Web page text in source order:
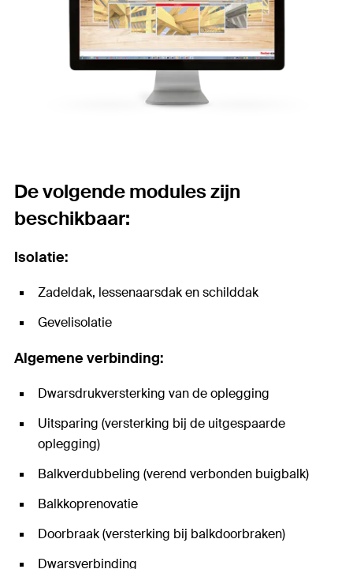
De volgende modules zijn
beschikbaar:
Isolatie:
Zadeldak, lessenaarsdak en schilddak
Gevelisolatie
Algemene verbinding:
Dwarsdrukversterking van de oplegging
Uitsparing (versterking bij de uitgespaarde
oplegging)
Balkverdubbeling (verend verbonden buigbalk)
Balkkoprenovatie
Doorbraak (versterking bij balkdoorbraken)
Dwarsverbinding